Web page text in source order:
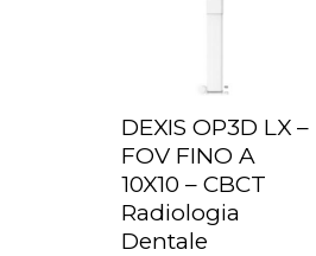
LEGGI TUTTO
DEXIS OP3D LX –
FOV FINO A
10X10 – CBCT
Radiologia
Dentale